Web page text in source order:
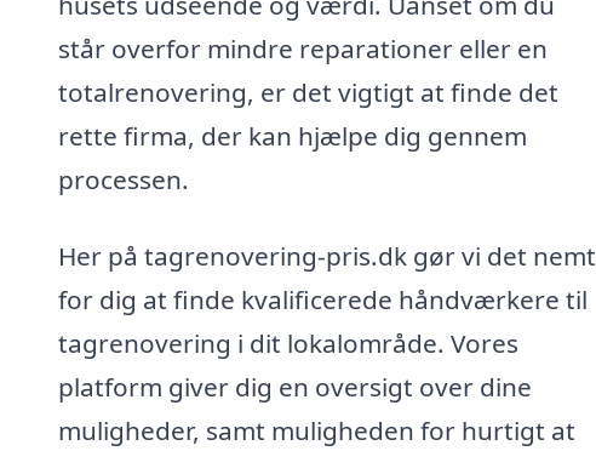
står overfor mindre reparationer eller en
totalrenovering, er det vigtigt at finde det
rette firma, der kan hjælpe dig gennem
processen.
Her på tagrenovering-pris.dk gør vi det nemt
for dig at finde kvalificerede håndværkere til
tagrenovering i dit lokalområde. Vores
platform giver dig en oversigt over dine
muligheder, samt muligheden for hurtigt at